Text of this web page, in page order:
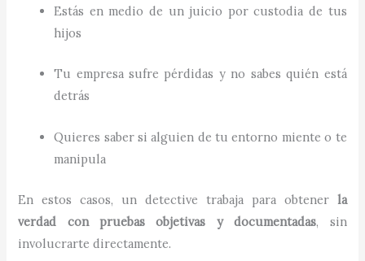
Estás en medio de un juicio por custodia de tus
hijos
Tu empresa sufre pérdidas y no sabes quién está
detrás
Quieres saber si alguien de tu entorno miente o te
manipula
En estos casos, un detective trabaja para obtener la
verdad con pruebas objetivas y documentadas, sin
involucrarte directamente.